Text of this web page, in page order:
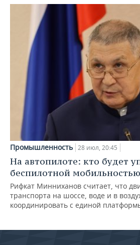
Промышленность 28 июл, 20:45
На автопилоте: кто будет
беспилотной мобильностью
Рифкат Минниханов считает, что
транспорта на шоссе, воде и в
координировать с единой